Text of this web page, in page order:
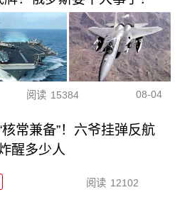
阅读 15384 08-04
核常兼备”！六爷挂弹反航
醒多少人
阅读 12102